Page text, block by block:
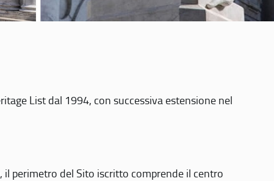
List dal 1994, con successiva estensione nel
il perimetro del Sito iscritto comprende il centro